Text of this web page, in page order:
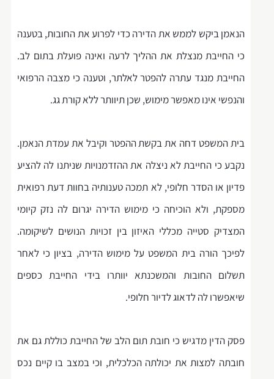
הנאמן ביקש לממש את הדירה כדי לפרוע את החובות, בטענה
כי החייבת מנצלת את ההליך לרעה ואינה פועלת בתום לב.
החייבת מנגד עתרה להפטר לאלתר, וטענה כי מצבה הרפואי
והנפשי אינו מאפשר מימוש, שכן תיוותר ללא קורת גג.
בית המשפט דחה את בקשת ההפטר וקיבל את עמדת הנאמן.
נקבע כי החייבת לא ניצלה את ההזדמנויות שניתנו לה להציע
פדיון או הסדר חלופי, לא תמכה טענותיה בחוות דעת רפואית
מספקת, ולא הוכיחה כי מימוש הדירה יגרום לה נזק קיומי
המצדיק סטייה מכללי האיזון בין זכויות הנושים לשיקומה.
לפיכך הורה בית המשפט על מימוש הדירה, בציון כי לאחר
תשלום החובות והמשכנתא יוותרו בידי החייבת כספים
שיאפשרו לה לדאוג לדיור חלופי.
פסק הדין מדגיש כי חובת תום הלב של החייבת כוללת גם את
חובתה למצות את יכולתה הכלכלית, וכי במצב בו קיים נכס